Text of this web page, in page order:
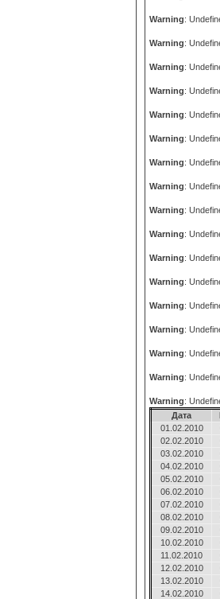
Warning:
Warning:
Warning:
Warning:
Warning:
Warning:
Warning:
Warning:
Warning:
Warning:
Warning:
Warning:
Warning:
Warning:
Warning:
Warning:
Warning:
Дата
01.02.2010
02.02.2010
03.02.2010
04.02.2010
05.02.2010
06.02.2010
07.02.2010
08.02.2010
09.02.2010
10.02.2010
11.02.2010
12.02.2010
13.02.2010
14.02.2010